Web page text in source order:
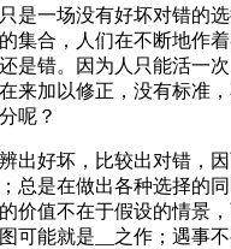
是一场没有好坏对错的
集合，人们在不断地作
是错。因为人只能活一
来加以修正，没有标准，
呢？
出好坏，比较出对错，
总是在做出各种选择的
价值不在于假设的情景
可能就是__之作；遇事